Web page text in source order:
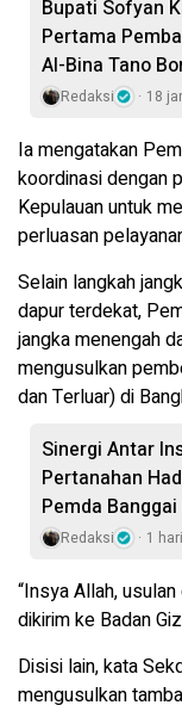
Bupati Sofyan
Pertama
Al-Bina Tano
Redaksi 18
Ia mengatakan
koordinasi dengan
Kepulauan untuk
perluasan
Selain langkah
dapur terdekat,
jangka menengah
mengusulkan
dan Terluar) di
Sinergi Antar
Pertanahan
Pemda
Redaksi 1 hari
“Insya Allah,
dikirim ke Badan
Disisi lain, kata
mengusulkan